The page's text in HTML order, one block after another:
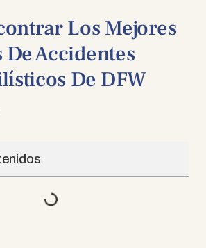
Los Mejores
De Accidentes
De DFW